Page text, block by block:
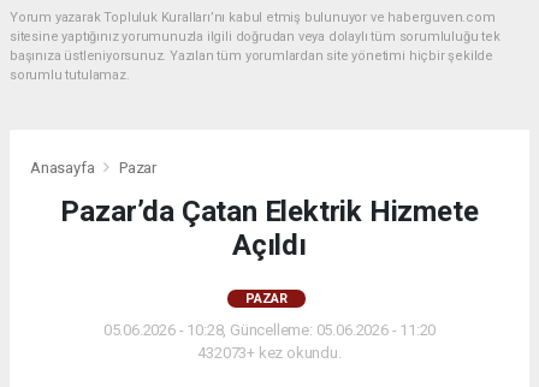
Yorum yazarak Topluluk Kuralları’nı kabul etmiş bulunuyor ve haberguven.com
sitesine yaptığınız yorumunuzla ilgili doğrudan veya dolaylı tüm sorumluluğu tek
başınıza üstleniyorsunuz. Yazılan tüm yorumlardan site yönetimi hiçbir şekilde
sorumlu tutulamaz.
Anasayfa Pazar
Pazar’da Çatan Elektrik Hizmete
Açıldı
PAZAR
05.06.2026 - 10:28, Güncelleme: 05.06.2026 - 11:20
432073+ kez okundu.